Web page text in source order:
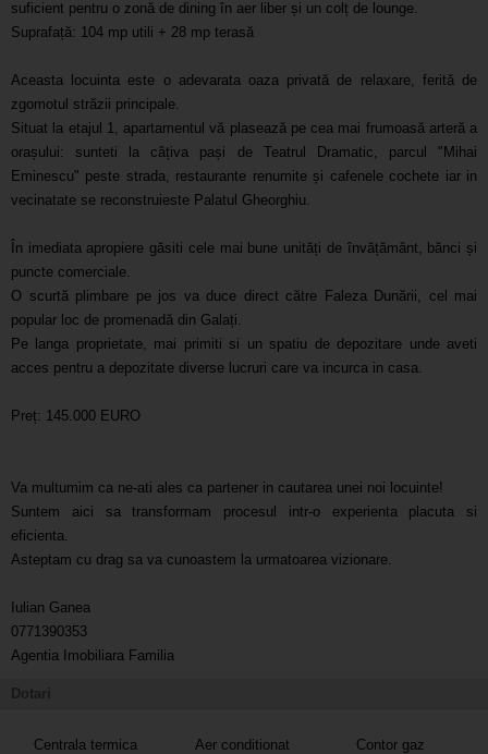
suficient pentru o zonă de dining în aer liber și un colț de lounge.
Suprafață: 104 mp utili + 28 mp terasă
Aceasta locuinta este o adevarata oaza privată de relaxare, ferită de
zgomotul străzii principale.
Situat la etajul 1, apartamentul vă plasează pe cea mai frumoasă arteră a
orașului: sunteti la câțiva pași de Teatrul Dramatic, parcul "Mihai
Eminescu" peste strada, restaurante renumite și cafenele cochete iar in
vecinatate se reconstruieste Palatul Gheorghiu.
În imediata apropiere găsiti cele mai bune unități de învățământ, bănci și
puncte comerciale.
O scurtă plimbare pe jos va duce direct către Faleza Dunării, cel mai
popular loc de promenadă din Galați.
Pe langa proprietate, mai primiti si un spatiu de depozitare unde aveti
acces pentru a depozitate diverse lucruri care va incurca in casa.
Preț: 145.000 EURO
Va multumim ca ne-ati ales ca partener in cautarea unei noi locuinte!
Suntem aici sa transformam procesul intr-o experienta placuta si
eficienta.
Asteptam cu drag sa va cunoastem la urmatoarea vizionare.
Iulian Ganea
0771390353
Agentia Imobiliara Familia
Dotari
Centrala termica Aer conditionat Contor gaz